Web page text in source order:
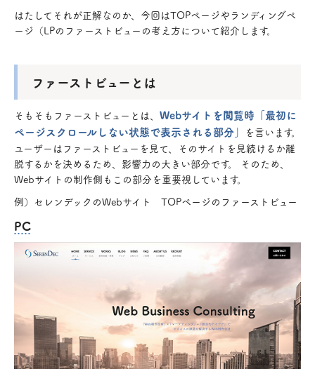
はたしてそれが正解なのか、今回はTOPページやランディングペ
ージ（LPのファーストビューの考え方について紹介します。
ファーストビューとは
そもそもファーストビューとは、 Webサイトを閲覧時「最初に
ページスクロールしない状態で表示される部分」 を言います。
ユーザーはファーストビューを見て、そのサイトを見続けるか離
脱するかを決めるため、影響力の大きい部分です。 そのため、
Webサイトの制作側もこの部分を重要視しています。
例）セレンデックのWebサイト TOPページのファーストビュー
PC